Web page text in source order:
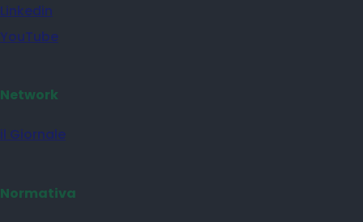
Linkedin
YouTube
Network
il Giornale
Normativa